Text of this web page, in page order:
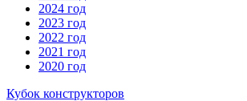
2024 год
2023 год
2022 год
2021 год
2020 год
Кубок конструкторов